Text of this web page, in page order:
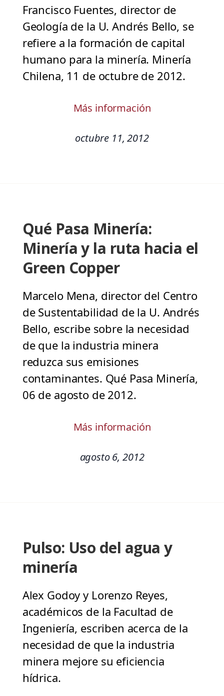
Francisco Fuentes, director de
Geología de la U. Andrés Bello, se
refiere a la formación de capital
humano para la minería. Minería
Chilena, 11 de octubre de 2012.
Más información
octubre 11, 2012
Qué Pasa Minería:
Minería y la ruta hacia el
Green Copper
Marcelo Mena, director del Centro
de Sustentabilidad de la U. Andrés
Bello, escribe sobre la necesidad
de que la industria minera
reduzca sus emisiones
contaminantes. Qué Pasa Minería,
06 de agosto de 2012.
Más información
agosto 6, 2012
Pulso: Uso del agua y
minería
Alex Godoy y Lorenzo Reyes,
académicos de la Facultad de
Ingeniería, escriben acerca de la
necesidad de que la industria
minera mejore su eficiencia
hídrica.